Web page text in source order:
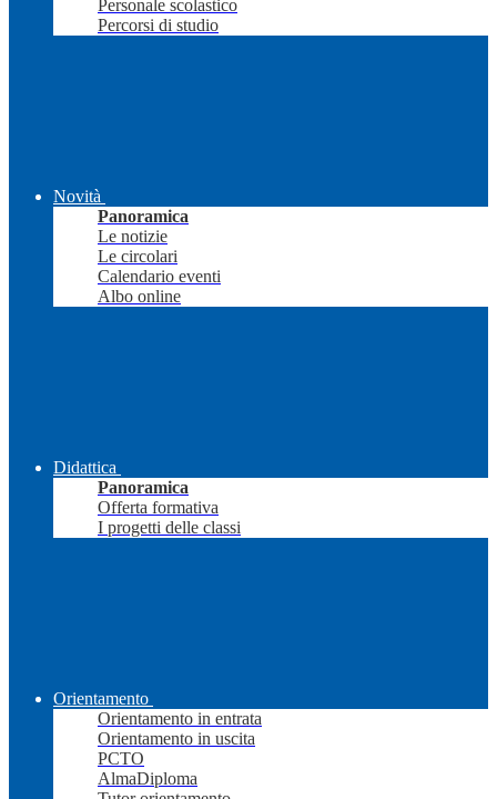
Personale scolastico
Percorsi di studio
Novità
Panoramica
Le notizie
Le circolari
Calendario eventi
Albo online
Didattica
Panoramica
Offerta formativa
I progetti delle classi
Orientamento
Orientamento in entrata
Orientamento in uscita
PCTO
AlmaDiploma